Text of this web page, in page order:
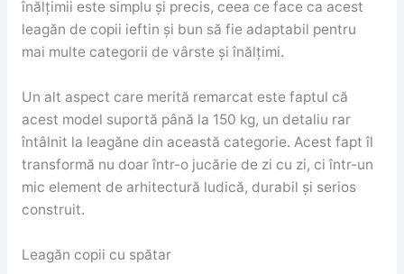
înălțimii este simplu și precis, ceea ce face ca acest
leagăn de copii ieftin și bun să fie adaptabil pentru
mai multe categorii de vârste și înălțimi.
Un alt aspect care merită remarcat este faptul că
acest model suportă până la 150 kg, un detaliu rar
întâlnit la leagăne din această categorie. Acest fapt îl
transformă nu doar într-o jucărie de zi cu zi, ci într-un
mic element de arhitectură ludică, durabil și serios
construit.
Leagăn copii cu spătar